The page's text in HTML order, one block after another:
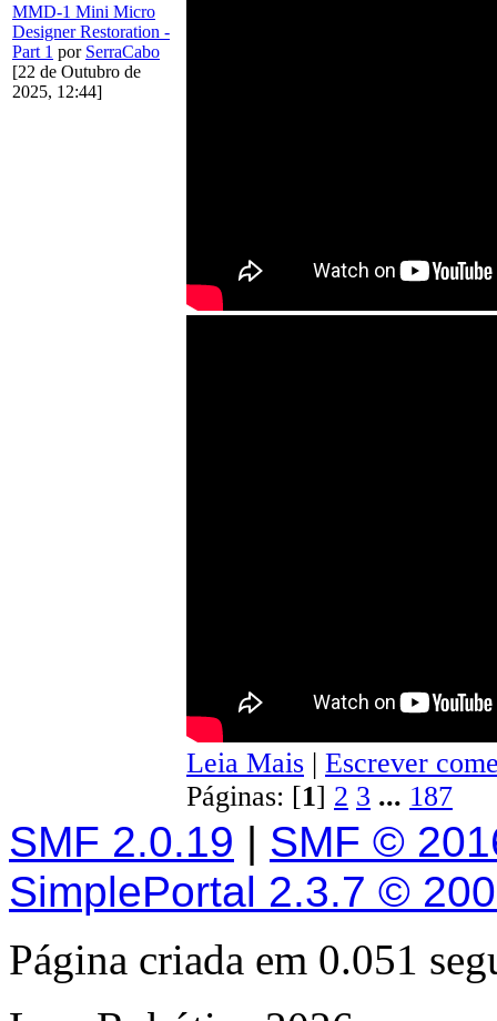
MMD-1 Mini Micro
Designer Restoration -
Part 1 por SerraCabo
[22 de Outubro de
2025, 12:44]
Leia Mais | Escrever
Páginas: [1] 2 3 ... 187
SMF 2.0.19 | SMF ©
SimplePortal 2.3.7 ©
Página criada em 0.051